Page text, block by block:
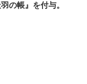
の帳』を付与。